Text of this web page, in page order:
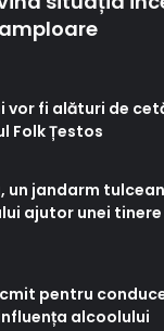
vor fi alături de
Folk Țestos
un jandarm
ajutor unei
pentru
alcoolului